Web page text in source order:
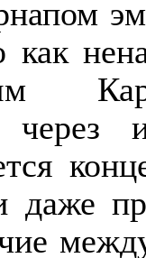
как
через
даже